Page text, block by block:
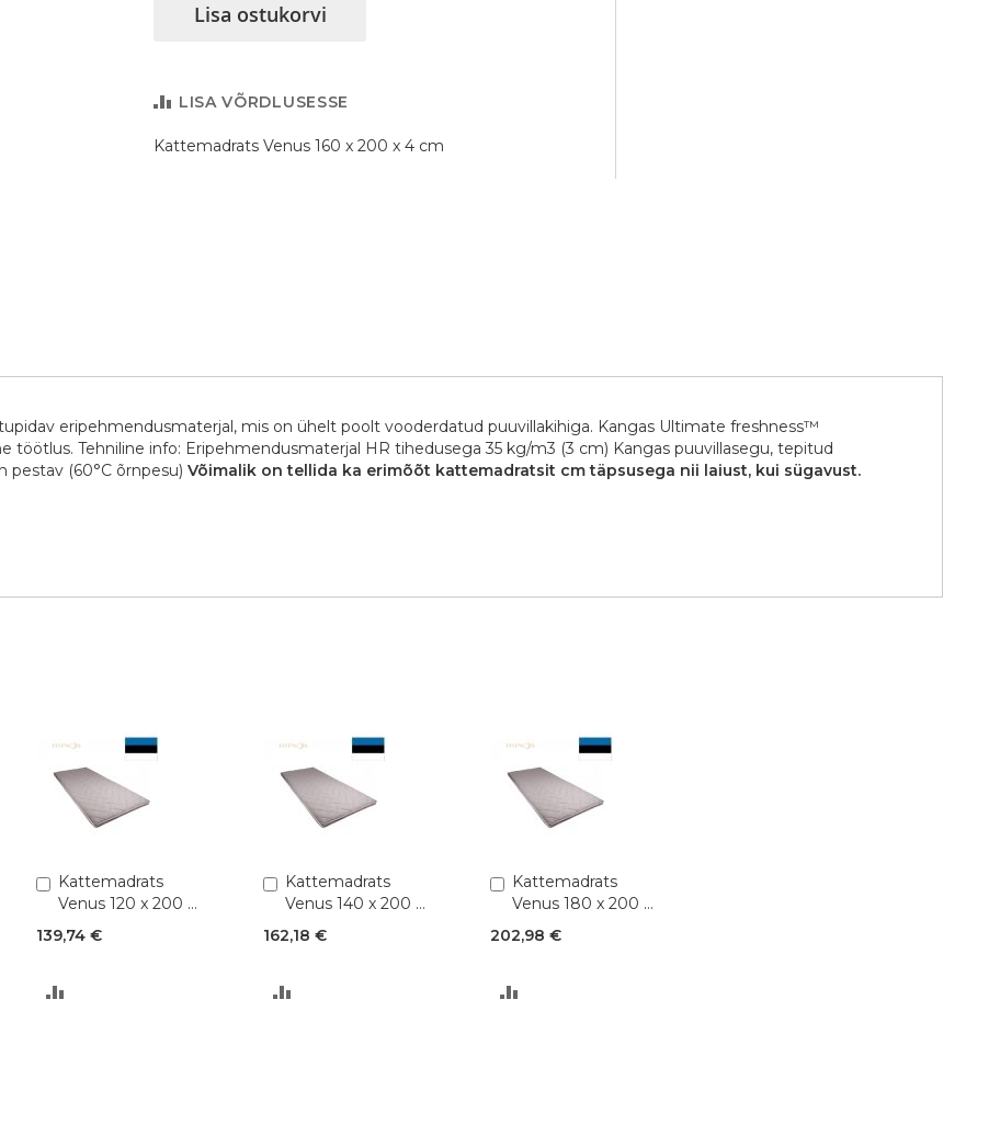
Lisa ostukorvi
LISA VÕRDLUSESSE
Kattemadrats Venus 160 x 200 x 4 cm
eripehmendusmaterjal, mis on ühelt poolt vooderdatud puuvillakihiga. Kangas Ultimate freshness™
töötlus. Tehniline info: Eripehmendusmaterjal HR tihedusega 35 kg/m3 (3 cm) Kangas puuvillasegu, tepitud
pestav (60°C õrnpesu) Võimalik on tellida ka erimõõt kattemadratsit cm täpsusega nii laiust, kui sügavust.
Kattemadrats
Venus 120 x 200 x
4 cm
139,74 €
Lisa
ostukorvi
Kattemadrats
Venus 140 x 200 x
4 cm
162,18 €
Lisa
ostukorvi
Kattemadrats
Venus 180 x 200 x
4 cm
202,98 €
Lisa
ostukorvi